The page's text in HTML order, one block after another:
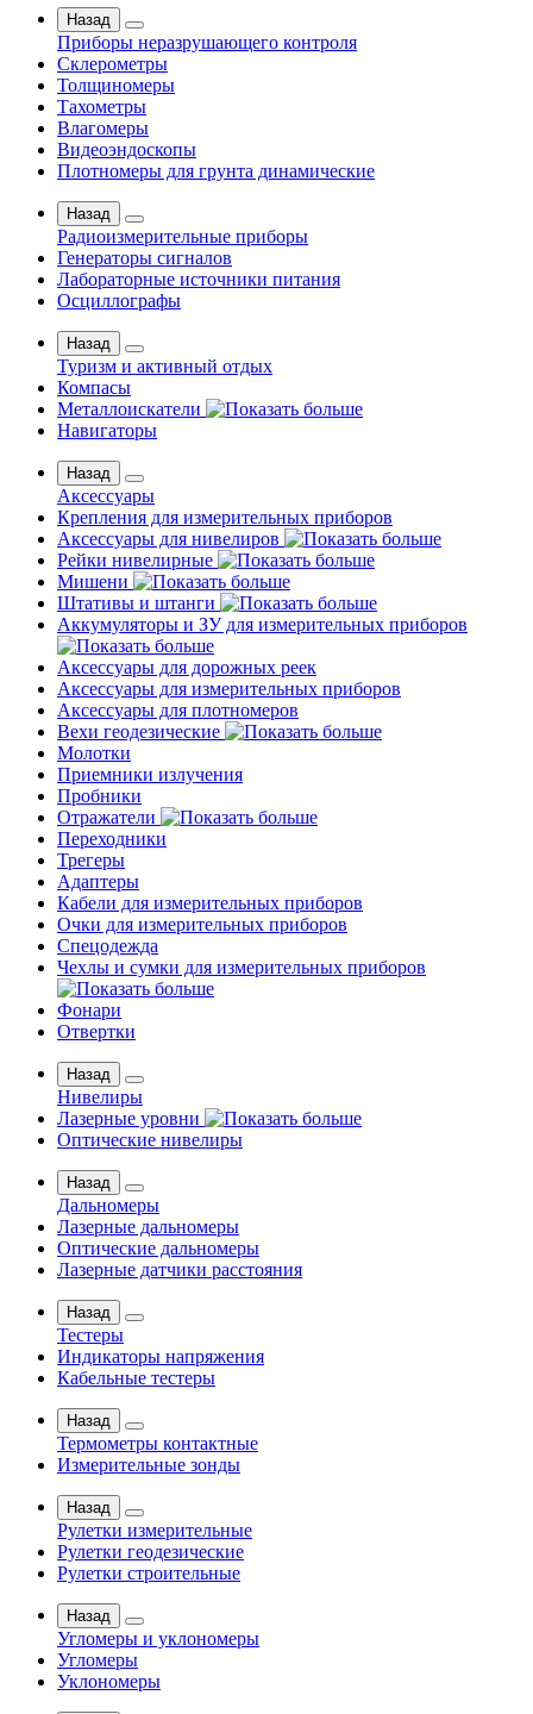
Назад
Приборы неразрушающего контроля
Склерометры
Толщиномеры
Тахометры
Влагомеры
Видеоэндоскопы
Плотномеры для грунта динамические
Назад
Радиоизмерительные приборы
Генераторы сигналов
Лабораторные источники питания
Осциллографы
Назад
Туризм и активный отдых
Компасы
Металлоискатели
Навигаторы
Назад
Аксессуары
Крепления для измерительных приборов
Аксессуары для нивелиров
Рейки нивелирные
Мишени
Штативы и штанги
Аккумуляторы и ЗУ для измерительных приборов
Аксессуары для дорожных реек
Аксессуары для измерительных приборов
Аксессуары для плотномеров
Вехи геодезические
Молотки
Приемники излучения
Пробники
Отражатели
Переходники
Трегеры
Адаптеры
Кабели для измерительных приборов
Очки для измерительных приборов
Спецодежда
Чехлы и сумки для измерительных приборов
Фонари
Отвертки
Назад
Нивелиры
Лазерные уровни
Оптические нивелиры
Назад
Дальномеры
Лазерные дальномеры
Оптические дальномеры
Лазерные датчики расстояния
Назад
Тестеры
Индикаторы напряжения
Кабельные тестеры
Назад
Термометры контактные
Измерительные зонды
Назад
Рулетки измерительные
Рулетки геодезические
Рулетки строительные
Назад
Угломеры и уклономеры
Угломеры
Уклономеры